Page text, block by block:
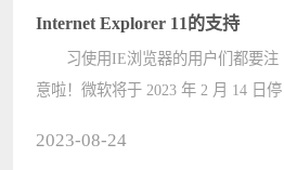
Internet Explorer 11的支持
习使用IE浏览器的用户们都要注
意啦！微软将于 2023 年 2 月 14 日停
2023-08-24